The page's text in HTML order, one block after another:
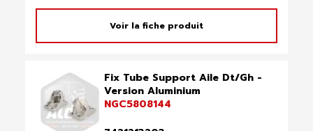
Voir la fiche produit
Fix Tube Support Aile Dt/Gh -
Version Aluminium
NGC5808144